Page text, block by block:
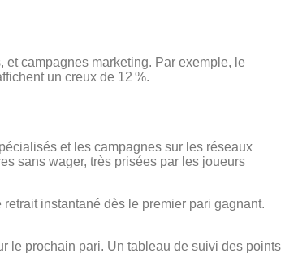
campagnes marketing. Par exemple, le
un creux de 12 %.
et les campagnes sur les réseaux
sans wager, très prisées par les joueurs
instantané dès le premier pari gagnant.
le prochain pari. Un tableau de suivi des points